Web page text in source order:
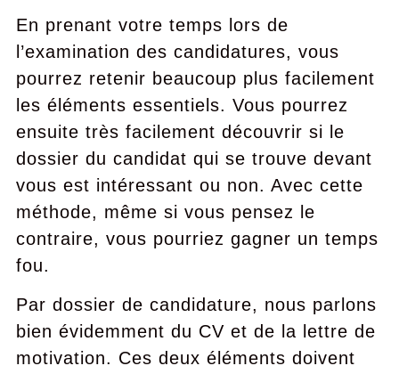
En prenant votre temps lors de
l’examination des candidatures, vous
pourrez retenir beaucoup plus facilement
les éléments essentiels. Vous pourrez
ensuite très facilement découvrir si le
dossier du candidat qui se trouve devant
vous est intéressant ou non. Avec cette
méthode, même si vous pensez le
contraire, vous pourriez gagner un temps
fou.
Par dossier de candidature, nous parlons
bien évidemment du CV et de la lettre de
motivation. Ces deux éléments doivent